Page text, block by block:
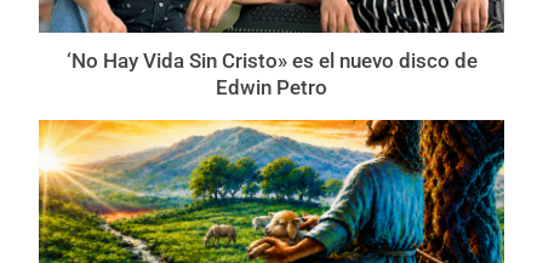
‘No Hay Vida Sin Cristo» es el nuevo disco de
Edwin Petro